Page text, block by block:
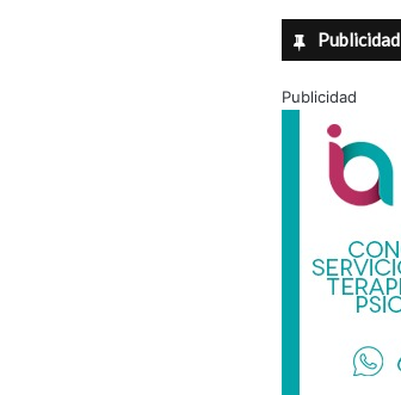
Publicidad
Publicidad